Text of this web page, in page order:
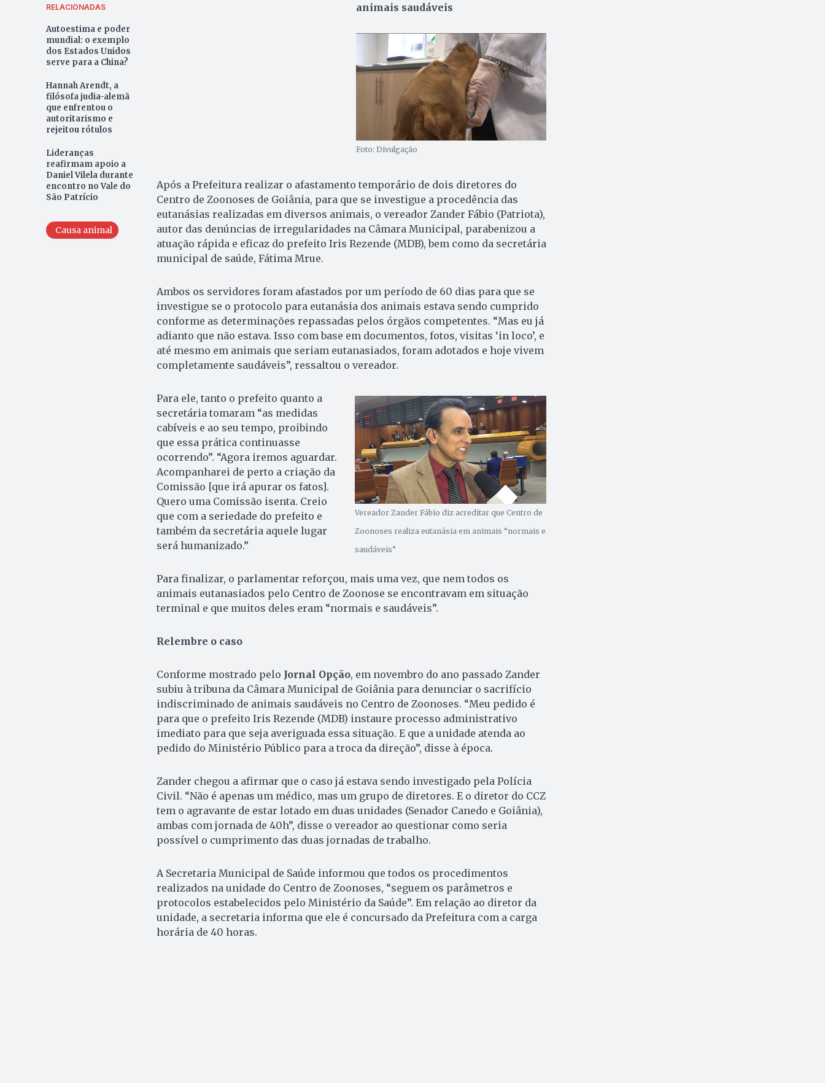
RELACIONADAS
Autoestima e poder
mundial: o exemplo
dos Estados Unidos
serve para a China?
Hannah Arendt, a
filósofa judia-alemã
que enfrentou o
autoritarismo e
rejeitou rótulos
Lideranças
reafirmam apoio a
Daniel Vilela durante
encontro no Vale do
São Patrício
Causa animal
animais saudáveis
Foto: Divulgação
Após a Prefeitura realizar o afastamento temporário de dois diretores do
Centro de Zoonoses de Goiânia, para que se investigue a procedência das
eutanásias realizadas em diversos animais, o vereador Zander Fábio (Patriota),
autor das denúncias de irregularidades na Câmara Municipal, parabenizou a
atuação rápida e eficaz do prefeito Iris Rezende (MDB), bem como da secretária
municipal de saúde, Fátima Mrue.
Ambos os servidores foram afastados por um período de 60 dias para que se
investigue se o protocolo para eutanásia dos animais estava sendo cumprido
conforme as determinações repassadas pelos órgãos competentes. “Mas eu já
adianto que não estava. Isso com base em documentos, fotos, visitas ‘in loco’, e
até mesmo em animais que seriam eutanasiados, foram adotados e hoje vivem
completamente saudáveis”, ressaltou o vereador.
Vereador Zander Fábio diz acreditar que Centro de
Zoonoses realiza eutanásia em animais “normais e
saudáveis”
Para ele, tanto o prefeito quanto a
secretária tomaram “as medidas
cabíveis e ao seu tempo, proibindo
que essa prática continuasse
ocorrendo”. “Agora iremos aguardar.
Acompanharei de perto a criação da
Comissão [que irá apurar os fatos].
Quero uma Comissão isenta. Creio
que com a seriedade do prefeito e
também da secretária aquele lugar
será humanizado.”
Para finalizar, o parlamentar reforçou, mais uma vez, que nem todos os
animais eutanasiados pelo Centro de Zoonose se encontravam em situação
terminal e que muitos deles eram “normais e saudáveis”.
Relembre o caso
Conforme mostrado pelo Jornal Opção, em novembro do ano passado Zander
subiu à tribuna da Câmara Municipal de Goiânia para denunciar o sacrifício
indiscriminado de animais saudáveis no Centro de Zoonoses. “Meu pedido é
para que o prefeito Iris Rezende (MDB) instaure processo administrativo
imediato para que seja averiguada essa situação. E que a unidade atenda ao
pedido do Ministério Público para a troca da direção”, disse à época.
Zander chegou a afirmar que o caso já estava sendo investigado pela Polícia
Civil. “Não é apenas um médico, mas um grupo de diretores. E o diretor do CCZ
tem o agravante de estar lotado em duas unidades (Senador Canedo e Goiânia),
ambas com jornada de 40h”, disse o vereador ao questionar como seria
possível o cumprimento das duas jornadas de trabalho.
A Secretaria Municipal de Saúde informou que todos os procedimentos
realizados na unidade do Centro de Zoonoses, “seguem os parâmetros e
protocolos estabelecidos pelo Ministério da Saúde”. Em relação ao diretor da
unidade, a secretaria informa que ele é concursado da Prefeitura com a carga
horária de 40 horas.